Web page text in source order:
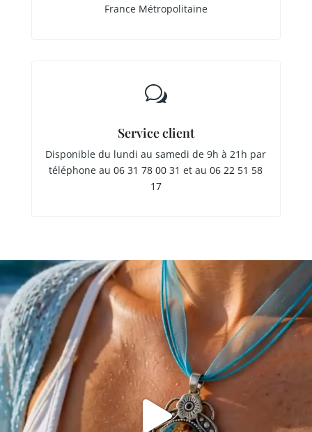
France Métropolitaine
w
Service client
Disponible du lundi au samedi de 9h à 21h par
téléphone au06 31 78 00 31 et au06 22 51 58
17